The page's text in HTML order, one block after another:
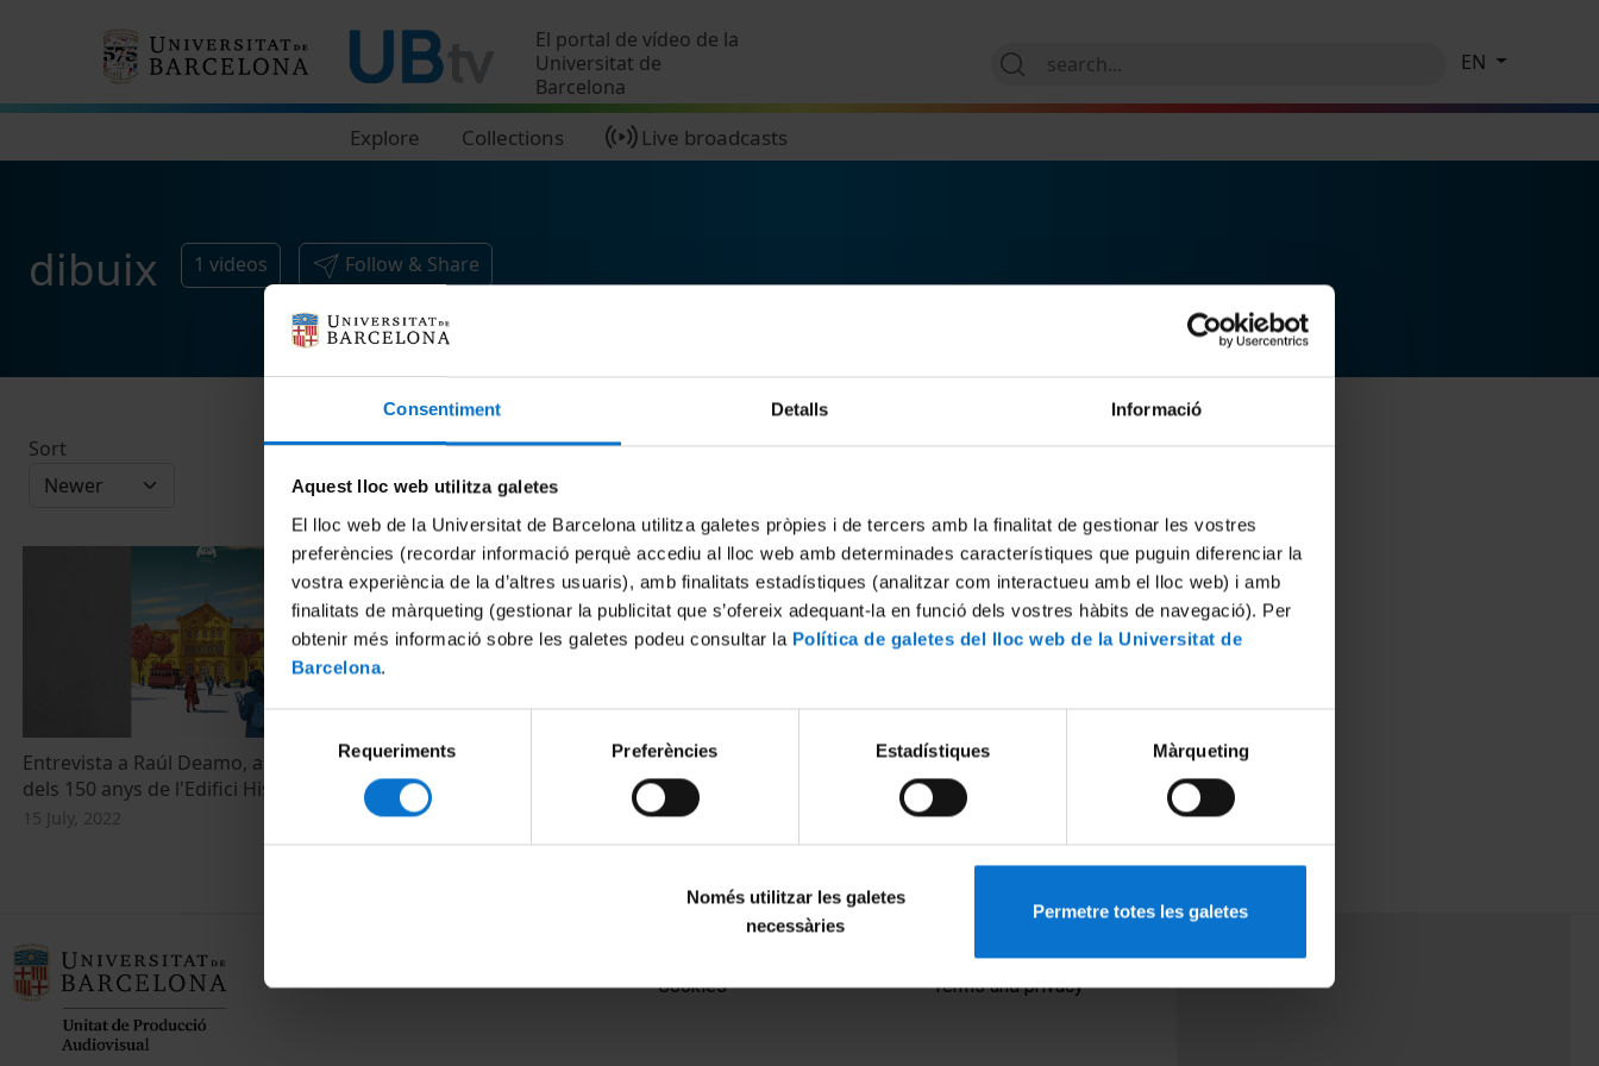
Consentiment Detalls Informació
Aquest lloc web utilitza galetes
El lloc web de la Universitat de Barcelona utilitza galetes pròpies i de tercers amb la finalitat de gestionar les vostres
preferències (recordar informació perquè accediu al lloc web amb determinades característiques que puguin diferenciar la
vostra experiència de la d’altres usuaris), amb finalitats estadístiques (analitzar com interactueu amb el lloc web) i amb
finalitats de màrqueting (gestionar la publicitat que s’ofereix adequant-la en funció dels vostres hàbits de navegació). Per
obtenir més informació sobre les galetes podeu consultar la Política de galetes del lloc web de la Universitat de
Barcelona.
consentiment
Requeriments Preferències Estadístiques Màrqueting
Només utilitzar les galetes
necessàries
Permetre totes les galetes
El portal de vídeo de la
Universitat de
Barcelona
Explore Collections Live broadcasts
EN
dibuix 1 videos Follow & Share
Sort
Entrevista a Raúl Deamo, autor del cartell
dels 150 anys de l'Edifici Històric
15 July, 2022
Cookies
Terms and privacy